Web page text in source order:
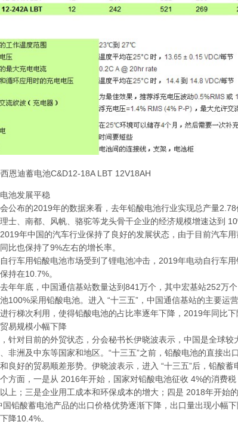
西恩迪蓄电池C&D12-18A LBT 12V18AH
池发展平稳
公布的2019年的数据来看，去年铅酸电池行业实现总产量
士、南都、风帆、骆驼等龙头骨干企业的经济规模增速达到
年中国的汽车行业保持了良好的发展状态，由于目前汽车
比也保持了9%左右的增长率。
行车用铅酸电池市场受到了锂电池冲击，2019年电动自行车
持在10.7%。
年年底，中国通信基站数量达到841万个，其中宏基站252万
100%采用铅酸电池。进入 “十三五”，中国通信基站的主要运
行梯次利用，使得铅酸电池的占比率逐年下降，2019年同比下
易规模小幅下降
针对目前的外贸状态，分会秘书长伊晓波表示，中国是全球较
非洲及中东等国家和地区。“十三五”之前，铅酸电池的直接
良好的贸易顺差形势。伊晓波表示，进入 “十三五”后，铅酸
方面，一是从 2016年开始，国家对铅酸电池征收 4%的消费
上；三是企业用工成本和环保成本的增大；四是 2018年开始
国铅酸蓄电池产品的出口价格优势逐渐下降，出口量出现小幅
降10.4%。